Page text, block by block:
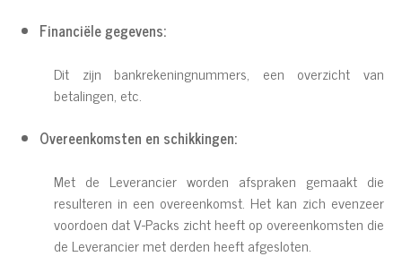
Financiële gegevens:
Dit zijn bankrekeningnummers, een overzicht van
betalingen, etc.
Overeenkomsten en schikkingen:
Met de Leverancier worden afspraken gemaakt die
resulteren in een overeenkomst. Het kan zich evenzeer
voordoen dat V-Packs zicht heeft op overeenkomsten die
de Leverancier met derden heeft afgesloten.